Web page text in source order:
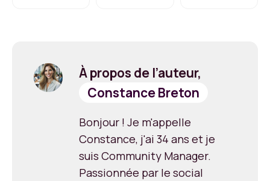
À propos de l’auteur,
Constance Breton
Bonjour ! Je m'appelle
Constance, j'ai 34 ans et je
suis Community Manager.
Passionnée par le social